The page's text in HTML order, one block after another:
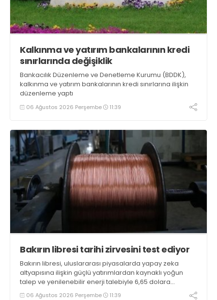
Kalkınma ve yatırım bankalarının kredi
sınırlarında değişiklik
Bankacılık Düzenleme ve Denetleme Kurumu (BDDK),
kalkınma ve yatırım bankalarının kredi sınırlarına ilişkin
düzenleme yaptı
06 Ağustos 2026 Perşembe 11:39
Bakırın libresi tarihi zirvesini test ediyor
Bakırın libresi, uluslararası piyasalarda yapay zeka
altyapısına ilişkin güçlü yatırımlardan kaynaklı yoğun
talep ve yenilenebilir enerji talebiyle 6,65 dolara
ulaşarak tarihi zirvesini test ediyor
06 Ağustos 2026 Perşembe 11:39